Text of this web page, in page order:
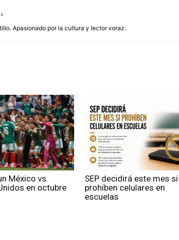
Apasionado por la cultura y lector voraz.
México vs.
en octubre
SEP decidirá este mes si
prohíben celulares en
escuelas